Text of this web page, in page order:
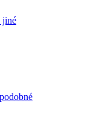
jiné